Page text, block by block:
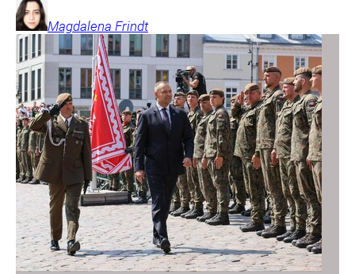
Magdalena Frindt